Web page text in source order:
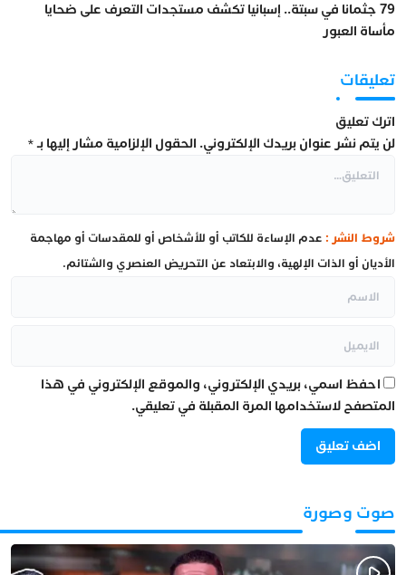
79 جثمانا في سبتة.. إسبانيا تكشف مستجدات التعرف على ضحايا
مأساة العبور
تعليقات
اترك تعليق
لن يتم نشر عنوان بريدك الإلكتروني. الحقول الإلزامية مشار إليها بـ*
شروط النشر : عدم الإساءة للكاتب أو للأشخاص أو للمقدسات أو مهاجمة
الأديان أو الذات الإلهية، والابتعاد عن التحريض العنصري والشتائم.
احفظ اسمي، بريدي الإلكتروني، والموقع الإلكتروني في هذا
المتصفح لاستخدامها المرة المقبلة في تعليقي.
صوت وصورة